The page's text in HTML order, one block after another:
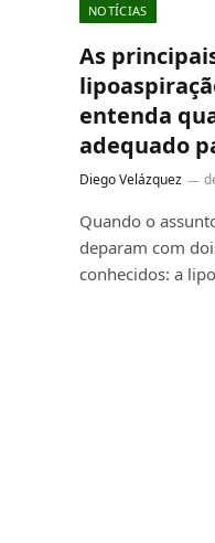
NOTÍCIAS
As
entenda
adequado
Diego Velázquez
Quando o
deparam com
conhecidos: a